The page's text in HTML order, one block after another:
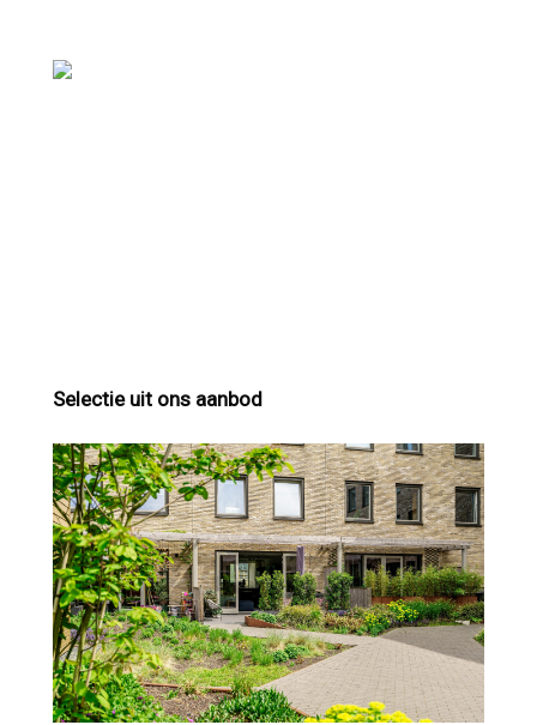
Selectie uit ons aanbod